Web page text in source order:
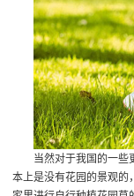
当然对于我国的一些
本上是没有花园的景观的